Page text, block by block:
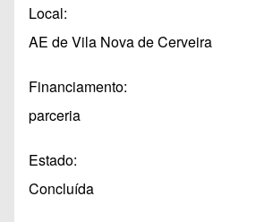
Local
AE de Vila Nova de Cerveira
Financiamento
parceria
Estado
Concluída